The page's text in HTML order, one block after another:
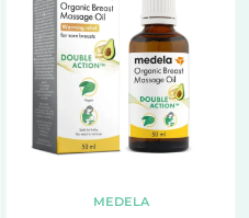
MEDELA